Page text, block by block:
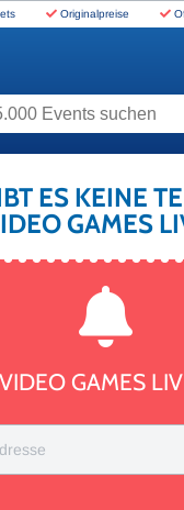
Originalpreise
Events suchen
ES KEINE
GAMES
VIDEO GAMES